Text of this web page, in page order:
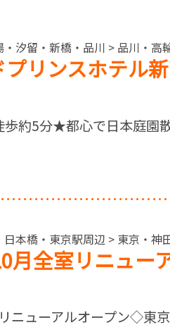
・汐留・新橋・品川 > 品川・高
リンスホテル
歩約5分★都心で日本庭園
日本橋・東京駅周辺 > 東京・神
月全室リニュー
ニューアルオープン◇東